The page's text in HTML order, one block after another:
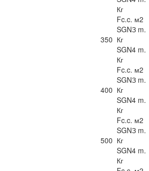
Кг
350
Fc.c. м2
SGNЗ m.
Кг
SGN4 m.
Кг
400
Fc.c. м2
SGNЗ m.
Кг
SGN4 m.
Кг
500
Fc.c. м2
SGNЗ m.
Кг
SGN4 m.
Кг